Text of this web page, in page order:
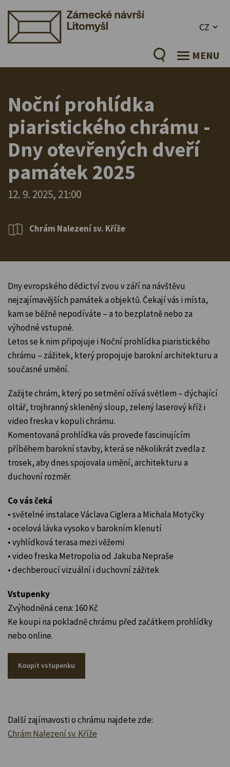
CZ
MENU
Noční prohlídka
piaristického chrámu -
Dny otevřených dveří
památek 2025
12. 9. 2025, 21:00
Chrám Nalezení sv. Kříže
Dny evropského dědictví zvou v září na návštěvu
nejzajímavějších památek a objektů. Čekají vás i místa,
kam se běžně nepodíváte – a to bezplatně nebo za
výhodné vstupné.
Letos se k nim připojuje i Noční prohlídka piaristického
chrámu – zážitek, který propojuje barokní architekturu a
současné umění.
Zažijte chrám, který po setmění ožívá světlem – dýchající
oltář, trojhranný skleněný sloup, zelený laserový kříž i
video freska v kopuli chrámu.
Komentovaná prohlídka vás provede fascinujícím
příběhem barokní stavby, která se několikrát zvedla z
trosek, aby dnes spojovala umění, architekturu a
duchovní rozměr.
Co vás čeká
• světelné instalace Václava Ciglera a Michala Motyčky
• ocelová lávka vysoko v barokním klenutí
• vyhlídková terasa mezi věžemi
• video freska Metropolia od Jakuba Nepraše
• dechberoucí vizuální i duchovní zážitek
Vstupenky
Zvýhodněná cena: 160 Kč
Ke koupi na pokladně chrámu před začátkem prohlídky
nebo online.
Koupit vstupenku
Další zajímavosti o chrámu najdete zde:
Chrám Nalezení sv. Kříže